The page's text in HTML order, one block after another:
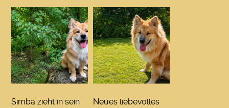
Simba zieht in sein
Neues liebevolles